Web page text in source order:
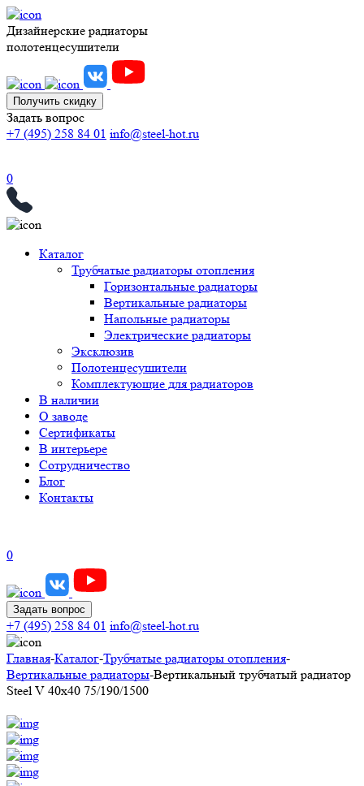
Дизайнерские радиаторы
полотенцесушители
Получить скидку
Задать вопрос
+7 (495) 258 84 01 info@steel-hot.ru
0
Каталог
Трубчатые радиаторы отопления
Горизонтальные радиаторы
Вертикальные радиаторы
Напольные радиаторы
Электрические радиаторы
Эксклюзив
Полотенцесушители
Комплектующие для радиаторов
В наличии
О заводе
Сертификаты
В интерьере
Сотрудничество
Блог
Контакты
0
Задать вопрос
+7 (495) 258 84 01 info@steel-hot.ru
Главная-Каталог-Трубчатые радиаторы отопления-
Вертикальные радиаторы-Вертикальный трубчатый радиатор
Steel V 40х40 75/190/1500